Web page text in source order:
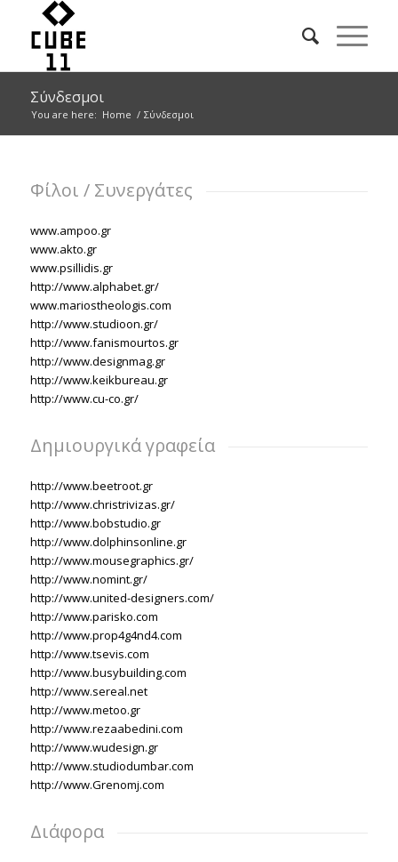
Σύνδεσμοι
You are here: Home / Σύνδεσμοι
Φίλοι / Συνεργάτες
www.ampoo.gr
www.akto.gr
www.psillidis.gr
http://www.alphabet.gr/
www.mariostheologis.com
http://www.studioon.gr/
http://www.fanismourtos.gr
http://www.designmag.gr
http://www.keikbureau.gr
http://www.cu-co.gr/
Δημιουργικά γραφεία
http://www.beetroot.gr
http://www.christrivizas.gr/
http://www.bobstudio.gr
http://www.dolphinsonline.gr
http://www.mousegraphics.gr/
http://www.nomint.gr/
http://www.united-designers.com/
http://www.parisko.com
http://www.prop4g4nd4.com
http://www.tsevis.com
http://www.busybuilding.com
http://www.sereal.net
http://www.metoo.gr
http://www.rezaabedini.com
http://www.wudesign.gr
http://www.studiodumbar.com
http://www.Grenomj.com
Διάφορα